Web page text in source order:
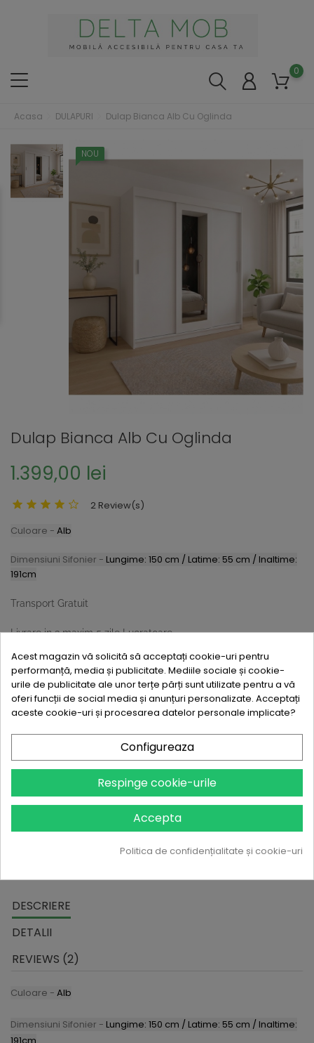
0
Acasa DULAPURI Dulap Bianca Alb Cu Oglinda
NOU
Dulap Bianca Alb Cu Oglinda
1.399,00 lei
2 Review(s)
Culoare - Alb
Dimensiuni Sifonier - Lungime: 150 cm / Latime: 55 cm / Inaltime:
191cm
Transport Gratuit
Livrare in 3 maxim 5 zile Lucratoare
Quantity : + -
Write review
Grabeste-te! Doar 98 produse ramase!

In stoc
ADAUGA IN COS
Suna si iti preluam noi comanda
DESCRIERE
DETALII
REVIEWS (2)
Culoare - Alb
Dimensiuni Sifonier - Lungime: 150 cm / Latime: 55 cm / Inaltime:
Acest magazin vă solicită să acceptați cookie-uri pentru
performanță, media și publicitate. Mediile sociale și cookie-
urile de publicitate ale unor terțe părți sunt utilizate pentru a vă
oferi funcții de social media și anunțuri personalizate. Acceptați
aceste cookie-uri și procesarea datelor personale implicate?
Configureaza
Respinge cookie-urile
Accepta
Politica de confidențialitate și cookie-uri